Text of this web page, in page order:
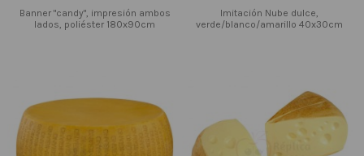
Banner "candy", impresión ambos
lados, poliéster 180x90cm
Imitación Nube dulce,
verde/blanco/amarillo 40x30cm